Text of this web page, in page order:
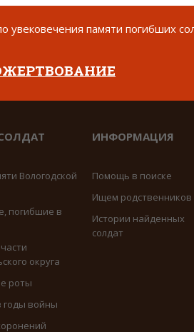
увековечения памяти погибших
Вологодской
погибшие в
округа
роты
годы войны
ИНФОРМАЦИЯ
Помощь в поиске
Ищем родственников
Истории найденных
солдат